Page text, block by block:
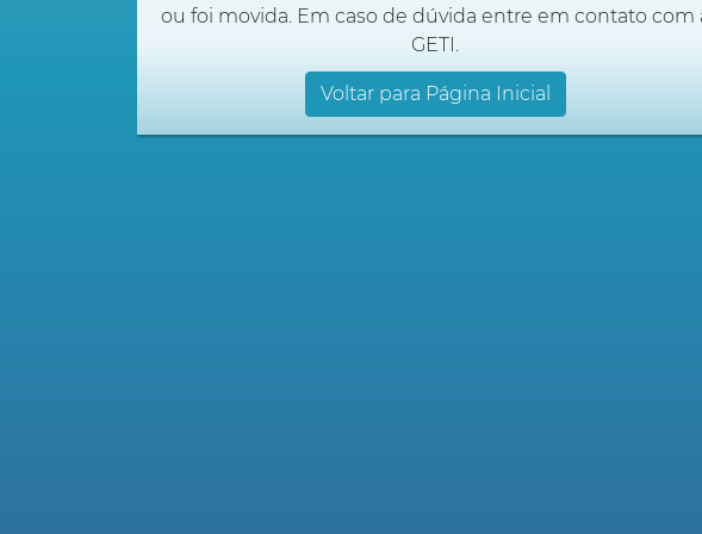
ou foi movida. Em caso de dúvida entre em contato com
GETI.
Voltar para Página Inicial